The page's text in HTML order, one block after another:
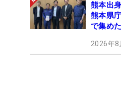
熊本出
熊本県
で集め
2026年8